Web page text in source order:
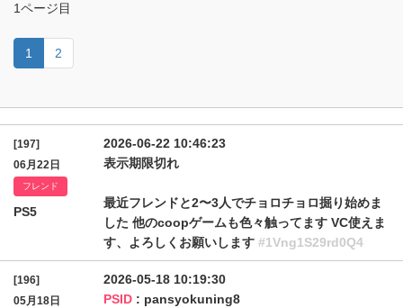
1ページ目
1 2
[197]
06月22日
フレンド
PS5
2026-06-22 10:46:23
表示期限切れ
最近フレンドと2〜3人でチョロチョロ掘り始めま
した 他のcoopゲームも色々触ってます VC使えま
す、よろしくお願いします #1Vng1S29rd0Q4
[196]
05月18日
2026-05-18 10:19:30
PSID : pansyokuning8